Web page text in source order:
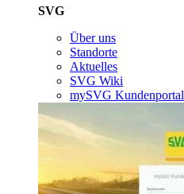
SVG
Über uns
Standorte
Aktuelles
SVG Wiki
mySVG Kundenportal